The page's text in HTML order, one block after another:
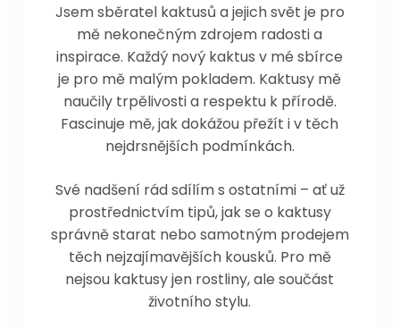
Jsem sběratel kaktusů a jejich svět je pro
mě nekonečným zdrojem radosti a
inspirace. Každý nový kaktus v mé sbírce
je pro mě malým pokladem. Kaktusy mě
naučily trpělivosti a respektu k přírodě.
Fascinuje mě, jak dokážou přežít i v těch
nejdrsnějších podmínkách.
Své nadšení rád sdílím s ostatními – ať už
prostřednictvím tipů, jak se o kaktusy
správně starat nebo samotným prodejem
těch nejzajímavějších kousků. Pro mě
nejsou kaktusy jen rostliny, ale součást
životního stylu.